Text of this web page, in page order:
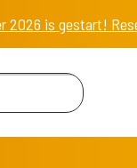
2026 is gestart!